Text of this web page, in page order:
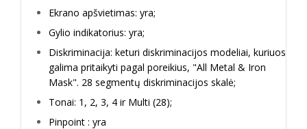
Ekrano apšvietimas: yra;
Gylio indikatorius: yra;
Diskriminacija: keturi diskriminacijos modeliai, kuriuos
galima pritaikyti pagal poreikius, "All Metal & Iron
Mask". 28 segmentų diskriminacijos skalė;
Tonai: 1, 2, 3, 4 ir Multi (28);
Pinpoint : yra